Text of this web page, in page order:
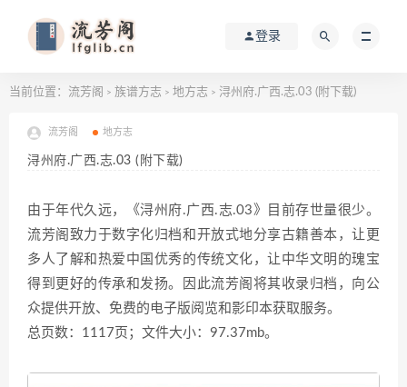
登录
当前位置： 流芳阁 > 族谱方志 > 地方志 > 浔州府.广西.志.03 (附下载)
流芳阁 地方志
浔州府.广西.志.03 (附下载)
由于年代久远，《浔州府.广西.志.03》目前存世量很少。
流芳阁致力于数字化归档和开放式地分享古籍善本，让更
多人了解和热爱中国优秀的传统文化，让中华文明的瑰宝
得到更好的传承和发扬。因此流芳阁将其收录归档，向公
众提供开放、免费的电子版阅览和影印本获取服务。
总页数：1117页；文件大小：97.37mb。